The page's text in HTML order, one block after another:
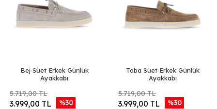
Bej Süet Erkek Günlük
Ayakkabı
5.719,00 TL
3.999,00 TL %30
Taba Süet Erkek Günlük
Ayakkabı
5.719,00 TL
3.999,00 TL %30